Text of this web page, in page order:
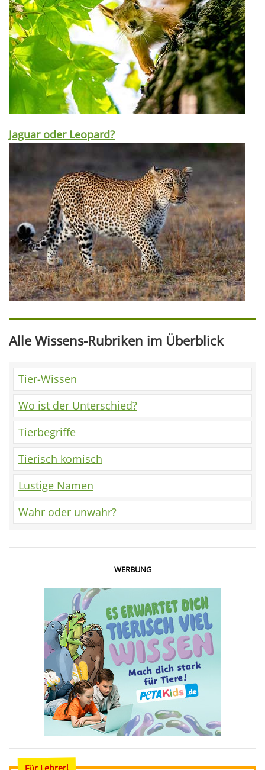
Jaguar oder Leopard?
Alle Wissens-Rubriken im Überblick
Tier-Wissen
Wo ist der Unterschied?
Tierbegriffe
Tierisch komisch
Lustige Namen
Wahr oder unwahr?
WERBUNG